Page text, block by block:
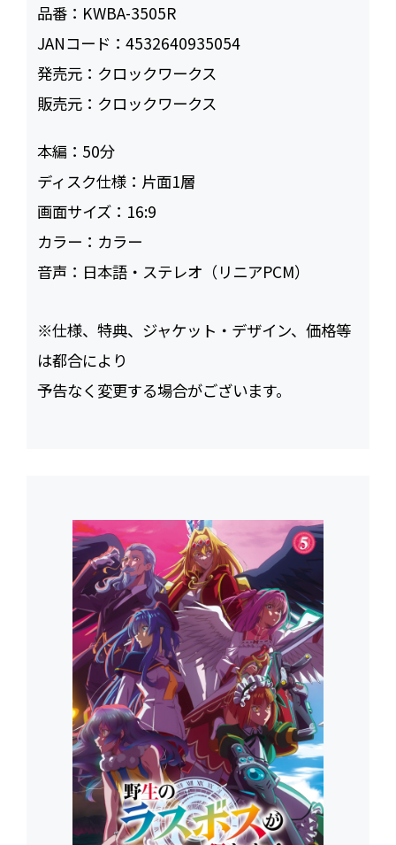
品番： KWBA-3505R
JANコード：4532640935054
発売元： クロックワークス
販売元： クロックワークス
本編： 50
ディスク仕様： 片面1層
画面サイズ： 16:9
カラー： カラー
音声： 日本語・ステレオ（リニアPCM）
※仕様、特典、ジャケット・デザイン、価格等
は都合により
予告なく変更する場合がございます。